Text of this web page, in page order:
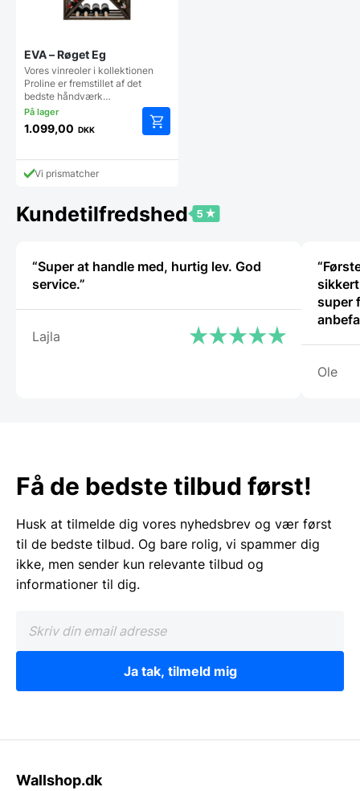
EVA – Røget Eg
Vores vinreoler i kollektionen
Proline er fremstillet af det
bedste håndværk…
1.099,00 DKK
Vi prismatcher
Kundetilfredshed
“Super at handle med, hurtig lev. God
service.”
Lajla
super
Ole
Få de bedste tilbud først!
Husk at tilmelde dig vores nyhedsbrev og vær først
til de bedste tilbud. Og bare rolig, vi spammer dig
ikke, men sender kun relevante tilbud og
informationer til dig.
Ja tak, tilmeld mig
Wallshop.dk